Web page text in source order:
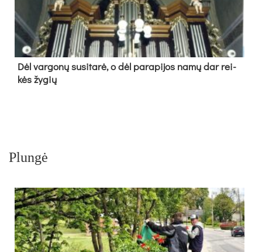
Dėl var­go­nų su­si­ta­rė, o dėl pa­ra­pi­jos na­mų dar rei­
kės žy­gių
Plungė